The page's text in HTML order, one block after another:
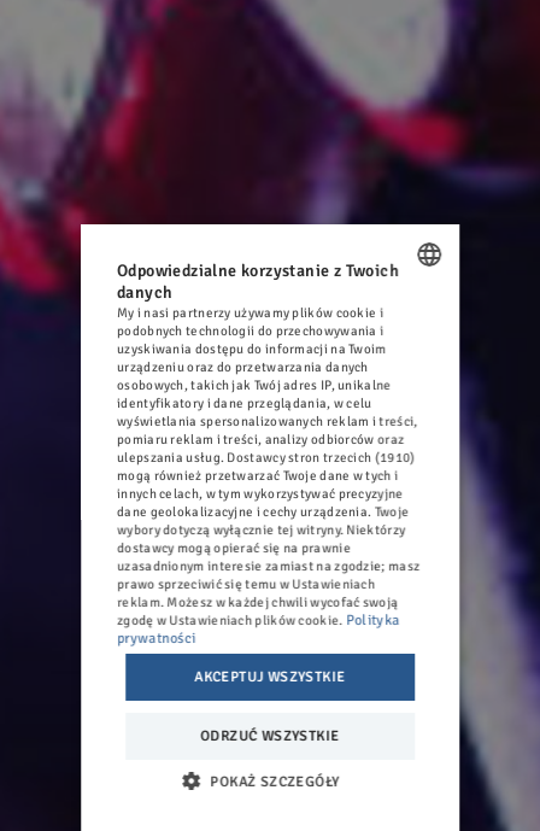
POLISH
ENGLISH
CZECH
Odpowiedzialne korzystanie z Twoich
danych
My i nasi partnerzy używamy plików cookie i
podobnych technologii do przechowywania i
uzyskiwania dostępu do informacji na Twoim
urządzeniu oraz do przetwarzania danych
osobowych, takich jak Twój adres IP, unikalne
identyfikatory i dane przeglądania, w celu
wyświetlania spersonalizowanych reklam i treści,
pomiaru reklam i treści, analizy odbiorców oraz
ulepszania usług. Dostawcy stron trzecich (1910)
mogą również przetwarzać Twoje dane w tych i
innych celach, w tym wykorzystywać precyzyjne
dane geolokalizacyjne i cechy urządzenia. Twoje
wybory dotyczą wyłącznie tej witryny. Niektórzy
dostawcy mogą opierać się na prawnie
uzasadnionym interesie zamiast na zgodzie; masz
prawo sprzeciwić się temu w Ustawieniach
reklam. Możesz w każdej chwili wycofać swoją
zgodę w Ustawieniach plików cookie. Polityka
prywatności
AKCEPTUJ WSZYSTKIE
ODRZUĆ WSZYSTKIE
POKAŻ SZCZEGÓŁY